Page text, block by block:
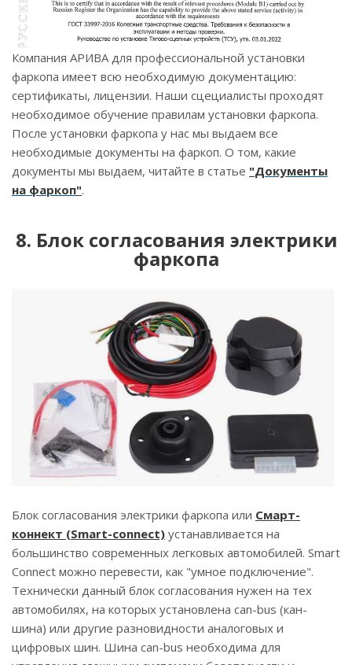
Компания АРИВА для профессиональной установки
фаркопа имеет всю необходимую документацию:
сертификаты, лицензии. Наши сцециалисты проходят
необходимое обучение правилам установки фаркопа.
После установки фаркопа у нас мы выдаем все
необходимые документы на фаркоп. О том, какие
документы мы выдаем, читайте в статье "Документы
на фаркоп".
8. Блок согласования электрики
фаркопа
Блок согласования электрики фаркопа или Смарт-
коннект (Smart-сonneсt) устанавливается на
большинство современных легковых автомобилей. Smart
Connect можно перевести, как "умное подключение".
Технически данный блок согласования нужен на тех
автомобилях, на которых установлена can-bus (кан-
шина) или другие разновидности аналоговых и
цифровых шин. Шина can-bus необходима для